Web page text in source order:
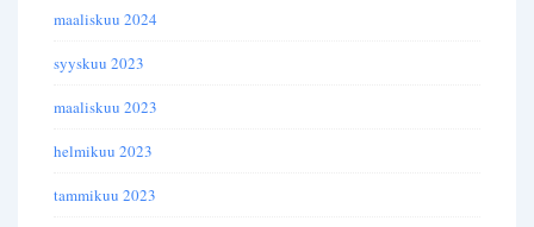
maaliskuu 2024
syyskuu 2023
maaliskuu 2023
helmikuu 2023
tammikuu 2023